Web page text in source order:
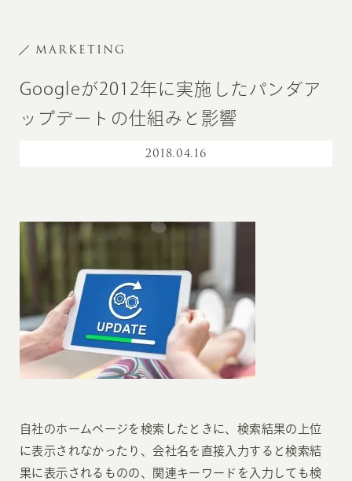
MARKETING
Googleが2012年に実施したパンダア
ップデートの仕組みと影響
2018.04.16
自社のホームページを検索したときに、検索結果の上位
に表示されなかったり、会社名を直接入力すると検索結
果に表示されるものの、関連キーワードを入力しても検